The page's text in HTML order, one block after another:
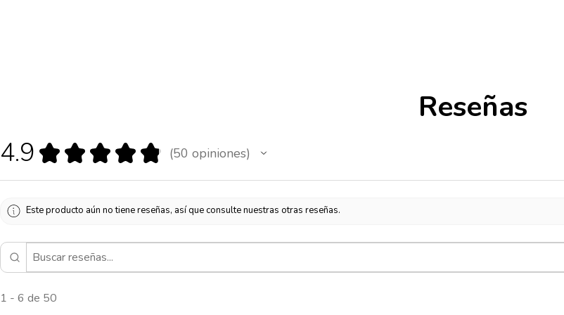
Reseñas
4.9 ★ ★ ★ ★ ★ 50 opiniones
50
Este producto aún no tiene reseñas, así que consulte nuestras otras reseñas.
1 - 6 de 50